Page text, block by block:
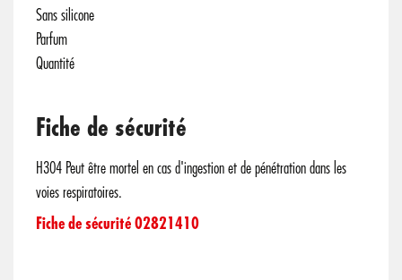
Sans silicone
Parfum
Quantité
Fiche de sécurité
H304 Peut être mortel en cas d'ingestion et de pénétration dans les
voies respiratoires.
Fiche de sécurité 02821410